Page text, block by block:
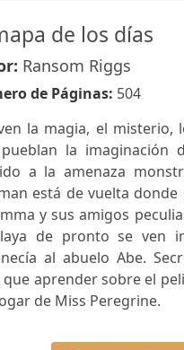
de los días
Ransom Riggs
de Páginas: 504
la magia, el misterio,
la imaginación
a la amenaza
está de vuelta
y sus amigos
de pronto se ven
al abuelo Abe.
que aprender sobre el
de Miss Peregrine.